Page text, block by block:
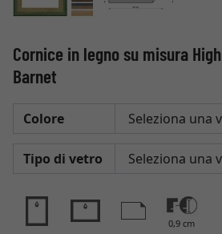
Cornice in legno su misura High
Barnet
Colore
Tipo di vetro
0,9 cm